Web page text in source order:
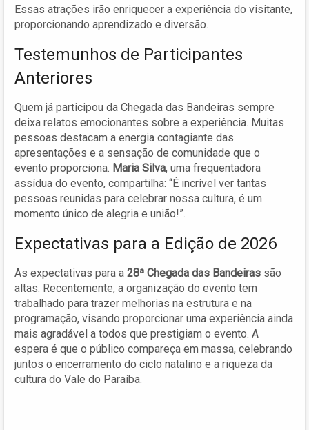
Essas atrações irão enriquecer a experiência do visitante,
proporcionando aprendizado e diversão.
Testemunhos de Participantes
Anteriores
Quem já participou da Chegada das Bandeiras sempre
deixa relatos emocionantes sobre a experiência. Muitas
pessoas destacam a energia contagiante das
apresentações e a sensação de comunidade que o
evento proporciona. Maria Silva, uma frequentadora
assídua do evento, compartilha: “É incrível ver tantas
pessoas reunidas para celebrar nossa cultura, é um
momento único de alegria e união!”.
Expectativas para a Edição de 2026
As expectativas para a 28ª Chegada das Bandeiras são
altas. Recentemente, a organização do evento tem
trabalhado para trazer melhorias na estrutura e na
programação, visando proporcionar uma experiência ainda
mais agradável a todos que prestigiam o evento. A
espera é que o público compareça em massa, celebrando
juntos o encerramento do ciclo natalino e a riqueza da
cultura do Vale do Paraíba.